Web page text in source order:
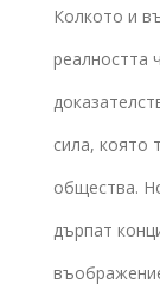
Колкото и
реалността
сила, която
общества.
дърпат